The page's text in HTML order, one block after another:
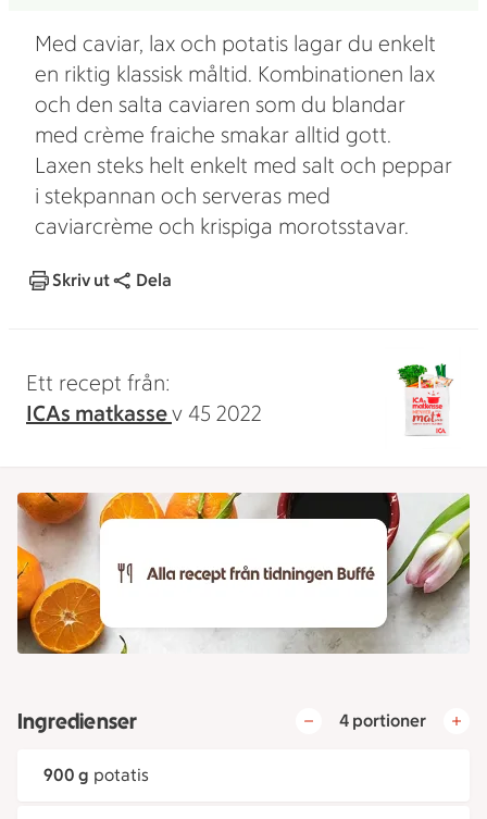
Med caviar, lax och potatis lagar du enkelt
en riktig klassisk måltid. Kombinationen lax
och den salta caviaren som du blandar
med crème fraiche smakar alltid gott.
Laxen steks helt enkelt med salt och peppar
i stekpannan och serveras med
caviarcrème och krispiga morotsstavar.
Skriv ut Dela
Ett recept från:
ICAs matkassev 45 2022
Ingredienser 4 portioner
900 g potatis